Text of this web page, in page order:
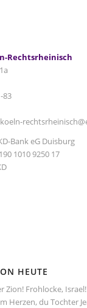
Rechtsrheinisch
83
Bank eG Duisburg
1010 9250 17
HEUTE
Zion! Frohlocke,
Herzen, du Tochter